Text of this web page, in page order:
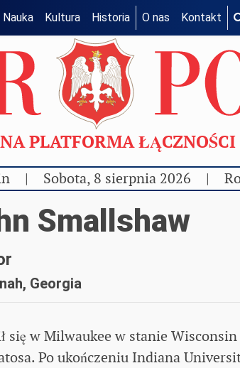
Nauka Kultura Historia O nas Kontakt
PLATFORMA ŁĄCZNOŚCI
| Sobota, 8 sierpnia 2026 |
Smallshaw
Georgia
się w Milwaukee w stanie
Po ukończeniu Indiana